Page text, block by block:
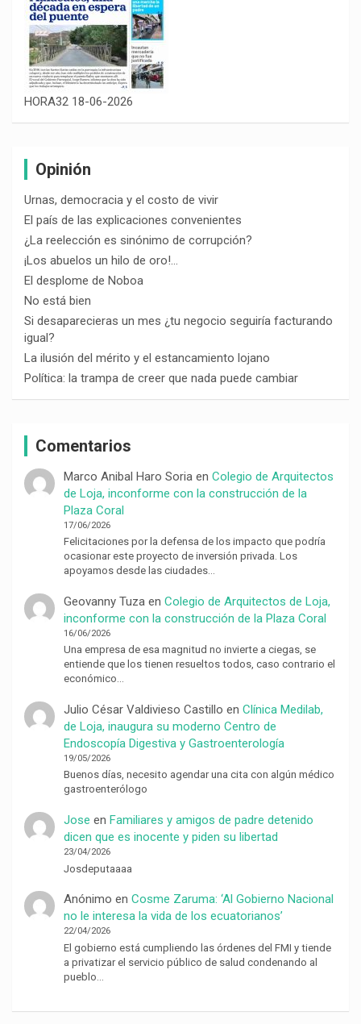
HORA32 18-06-2026
Opinión
Urnas, democracia y el costo de vivir
El país de las explicaciones convenientes
¿La reelección es sinónimo de corrupción?
¡Los abuelos un hilo de oro!…
El desplome de Noboa
No está bien
Si desaparecieras un mes ¿tu negocio seguiría facturando
igual?
La ilusión del mérito y el estancamiento lojano
Política: la trampa de creer que nada puede cambiar
Comentarios
Marco Anibal Haro Soria en Colegio de Arquitectos
de Loja, inconforme con la construcción de la
Plaza Coral
17/06/2026
Felicitaciones por la defensa de los impacto que podría
ocasionar este proyecto de inversión privada. Los
apoyamos desde las ciudades…
Geovanny Tuzaen Colegio de Arquitectos de Loja,
inconforme con la construcción de la Plaza Coral
16/06/2026
Una empresa de esa magnitud no invierte a ciegas, se
entiende que los tienen resueltos todos, caso contrario el
económico…
Julio César Valdivieso Castillo en Clínica Medilab,
de Loja, inaugura su moderno Centro de
Endoscopía Digestiva y Gastroenterología
19/05/2026
Buenos días, necesito agendar una cita con algún médico
gastroenterólogo
Jose en Familiares y amigos de padre detenido
dicen que es inocente y piden su libertad
23/04/2026
Josdeputaaaa
Anónimo en Cosme Zaruma: ‘Al Gobierno Nacional
no le interesa la vida de los ecuatorianos’
22/04/2026
El gobierno está cumpliendo las órdenes del FMI y tiende
a privatizar el servicio público de salud condenando al
pueblo…